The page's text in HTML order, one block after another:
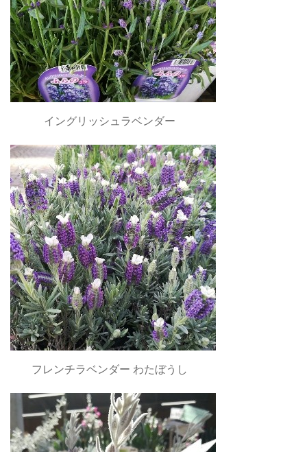
イングリッシュラベンダー
フレンチラベンダー わたぼうし